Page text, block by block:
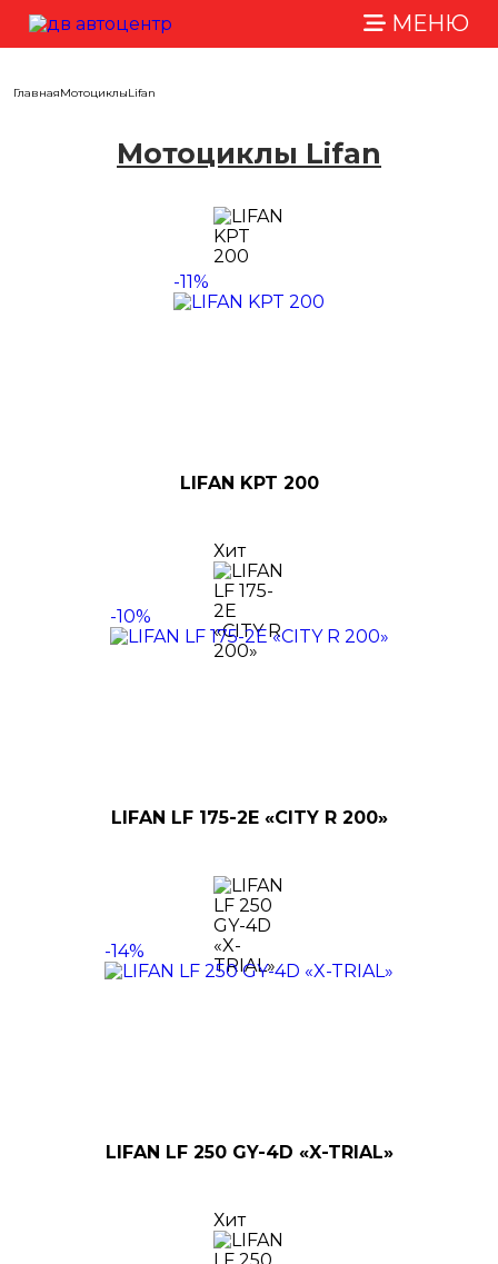
МЕНЮ
ГлавнаяМотоциклыLifan
Мотоциклы Lifan
-11%
LIFAN KPT 200
Хит
-10%
LIFAN LF 175-2E «CITY R 200»
-14%
LIFAN LF 250 GY-4D «X-TRIAL»
Хит